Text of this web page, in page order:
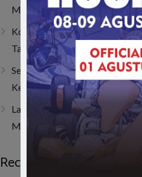
Mamah
Kombinasi Senior dan Junior,
Taklukkan Musim 2026
Sempat Tembus Tiga Besar,
Kehilangan Momentum di
Last Corner Overtake!
Merah Putih di Italia
Recent Posts